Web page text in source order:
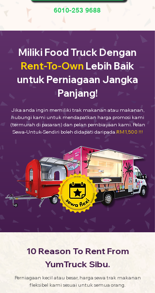
6010-253 9688
Miliki Food Truck Dengan
Rent-To-Own Lebih Baik
untuk Perniagaan Jangka
Panjang!
Jika anda ingin memiliki trak makanan atau makanan,
hubungi kami untuk mendapatkan harga promosi kami
(termurah di pasaran) dan pelan pembiayaan kami. Pelan
Sewa-Untuk-Sendiri boleh didapati daripada RM1,500 !!!
10 Reason To Rent From
YumTruck Sibu.
Perniagaan kecil atau besar, harga sewa trak makanan
fleksibel kami sesuai untuk semua orang.